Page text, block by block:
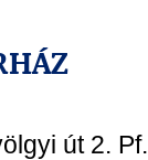
út 2.